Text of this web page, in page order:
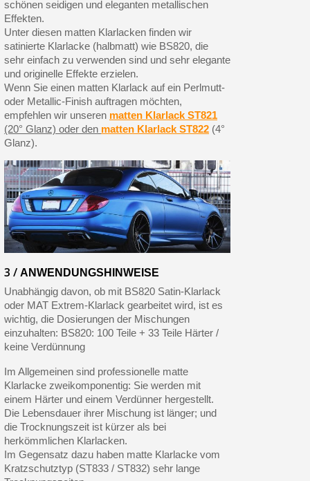
schönen seidigen und eleganten metallischen
Effekten.
Unter diesen matten Klarlacken finden wir
satinierte Klarlacke (halbmatt) wie BS820, die
sehr einfach zu verwenden sind und sehr elegante
und originelle Effekte erzielen.
Wenn Sie einen matten Klarlack auf ein Perlmutt-
oder Metallic-Finish auftragen möchten,
empfehlen wir unseren matten Klarlack ST821
(20° Glanz) oder den matten Klarlack ST822(4°
Glanz).
3 / ANWENDUNGSHINWEISE
Unabhängig davon, ob mit BS820 Satin-Klarlack
oder MAT Extrem-Klarlack gearbeitet wird, ist es
wichtig, die Dosierungen der Mischungen
einzuhalten: BS820: 100 Teile + 33 Teile Härter /
keine Verdünnung
Im Allgemeinen sind professionelle matte
Klarlacke zweikomponentig: Sie werden mit
einem Härter und einem Verdünner hergestellt.
Die Lebensdauer ihrer Mischung ist länger; und
die Trocknungszeit ist kürzer als bei
herkömmlichen Klarlacken.
Im Gegensatz dazu haben matte Klarlacke vom
Kratzschutztyp (ST833 / ST832) sehr lange